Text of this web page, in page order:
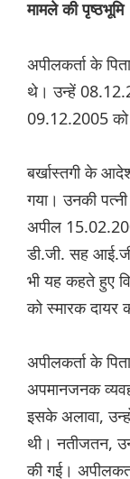
मामले की पृष्ठभूमि
अपीलकर्ता के
थे। उन्हें
09.12.2005 को
बर्खास्तगी के
गया। उनकी
अपील
डी.जी. सह
भी यह कहते हुए
को स्मारक दायर
अपीलकर्ता के
अपमानजनक
इसके अलावा,
थी। नतीजतन,
की गई।